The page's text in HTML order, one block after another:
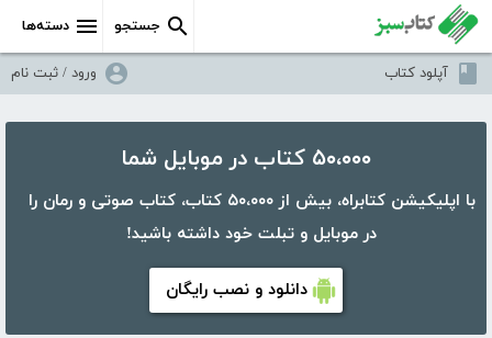
دسته‌ها جستجو
آپلود کتاب ورود / ثبت نام
۵۰،۰۰۰ کتاب در موبایل شما
با اپلیکیشن کتابراه، بیش از ۵۰،۰۰۰ کتاب، کتاب صوتی و رمان را
در موبایل و تبلت خود داشته باشید!
دانلود و نصب رایگان